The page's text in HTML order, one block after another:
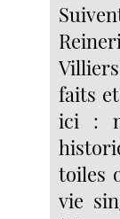
faits
ici :
toiles
vie